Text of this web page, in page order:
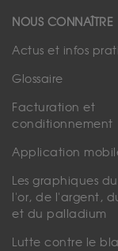
NOUS CONNAÎTRE
Actus et infos
Glossaire
Facturation et
conditionnement
Application
Les graphiques
l'or, de l'argent,
et du palladium
Lutte contre le